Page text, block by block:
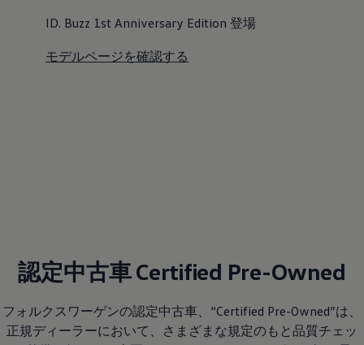
ID. Buzz 1st Anniversary Edition 登場
モデルページを確認する
認定中古車 Certified Pre-Owned
フォルクスワーゲンの認定中古車、“Certified Pre-Owned”は、
正規ディーラーにおいて、さまざまな規定のもと品質チェッ